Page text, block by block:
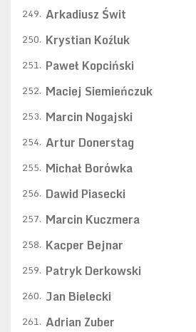
249. Arkadiusz Świt
250. Krystian Koźluk
251. Paweł Kopciński
252. Maciej Siemieńczuk
253. Marcin Nogajski
254. Artur Donerstag
255. Michał Borówka
256. Dawid Piasecki
257. Marcin Kuczmera
258. Kacper Bejnar
259. Patryk Derkowski
260. Jan Bielecki
261. Adrian Zuber